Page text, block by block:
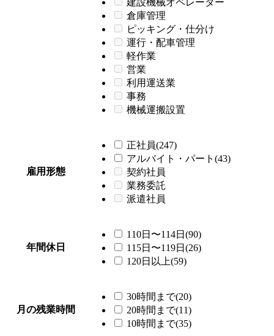
倉庫管理
ピッキング・仕分け
運行・配車管理
軽作業
営業
利用運送業
事務
機械運搬設置
雇用形態
正社員(247)
アルバイト・パート(43)
契約社員
業務委託
派遣社員
年間休日
110日〜114日(90)
115日〜119日(26)
120日以上(59)
月の残業時間
30時間まで(20)
20時間まで(11)
10時間まで(35)